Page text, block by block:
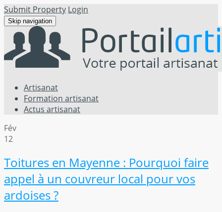
Submit Property Login
Skip navigation
Artisanat
Formation artisanat
Actus artisanat
Fév
12
Toitures en Mayenne : Pourquoi faire
appel à un couvreur local pour vos
ardoises ?